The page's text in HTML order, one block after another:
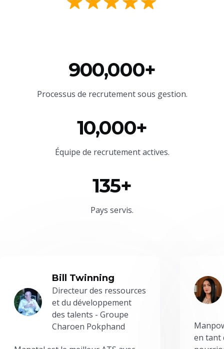
900,000+
Processus de recrutement sous gestion.
10,000+
Équipe de recrutement actives.
135+
Pays servis.
Bill Twinning
Directeur des ressources
et du développement
des talents - Groupe
Charoen Pokphand
en tant